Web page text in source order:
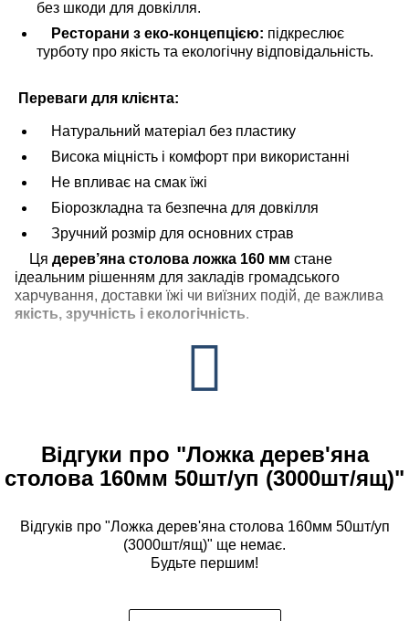
без шкоди для довкілля.
Ресторани з еко-концепцією: підкреслює
турботу про якість та екологічну відповідальність.
Переваги для клієнта:
Натуральний матеріал без пластику
Висока міцність і комфорт при використанні
Не впливає на смак їжі
Біорозкладна та безпечна для довкілля
Зручний розмір для основних страв
Ця дерев’яна столова ложка 160 мм стане
ідеальним рішенням для закладів громадського
харчування, доставки їжі чи виїзних подій, де важлива
якість, зручність і екологічність.
Відгуки про "Ложка дерев'яна
столова 160мм 50шт/уп (3000шт/ящ)"
Відгуків про "Ложка дерев'яна столова 160мм 50шт/уп
(3000шт/ящ)" ще немає.
Будьте першим!